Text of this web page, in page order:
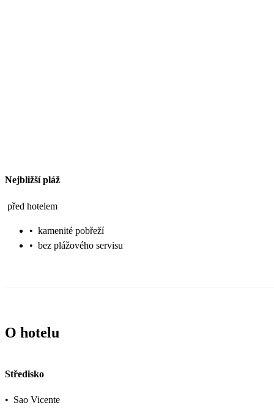
Nejbližší pláž
před hotelem
• kamenité pobřeží
• bez plážového servisu
O hotelu
Středisko
• Sao Vicente